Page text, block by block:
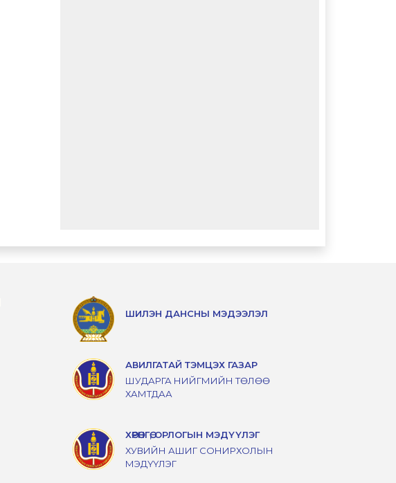
ШИЛЭН ДАНСНЫ МЭДЭЭЛЭЛ
АВИЛГАТАЙ ТЭМЦЭХ ГАЗАР
ШУДАРГА НИЙГМИЙН ТӨЛӨӨ
ХАМТДАА
ХӨРӨНГӨ, ОРЛОГЫН МЭДҮҮЛЭГ
ХУВИЙН АШИГ СОНИРХОЛЫН
МЭДҮҮЛЭГ